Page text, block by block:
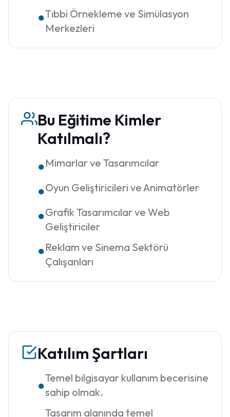
●Tıbbi Örnekleme ve Simülasyon
Merkezleri
Bu Eğitime Kimler
Katılmalı?
●Mimarlar ve Tasarımcılar
●Oyun Geliştiricileri ve Animatörler
●Grafik Tasarımcılar ve Web
Geliştiriciler
●Reklam ve Sinema Sektörü
Çalışanları
Katılım Şartları
●Temel bilgisayar kullanım becerisine
sahip olmak.
Tasarım alanında temel